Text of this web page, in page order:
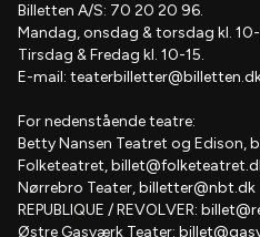
Billetten A/S: 70 20 20 96.
Mandag, onsdag & torsdag kl. 10-
Tirsdag & Fredag kl. 10-15.
E-mail:
For nedenstående teatre:
Betty Nansen Teatret og Edison,
Folketeatret,
Nørrebro Teater,billetter@nbt.dk
REPUBLIQUE / REVOLVER:
Østre Gasværk Teater: